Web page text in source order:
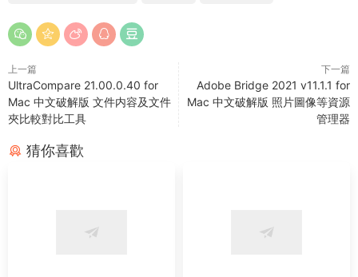
上一篇
UltraCompare 21.00.0.40 for
Mac 中文破解版 文件内容及文件
夾比較對比工具
下一篇
Adobe Bridge 2021 v11.1.1 for
Mac 中文破解版 照片圖像等資源
管理器
猜你喜歡